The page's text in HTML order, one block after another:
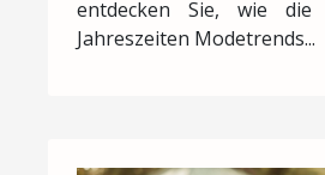
entdecken Sie, wie die
Jahreszeiten Modetrends...